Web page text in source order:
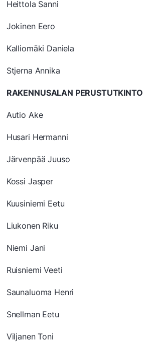
Heittola Sanni
Jokinen Eero
Kalliomäki Daniela
Stjerna Annika
RAKENNUSALAN PERUSTUTKINTO
Autio Ake
Husari Hermanni
Järvenpää Juuso
Kossi Jasper
Kuusiniemi Eetu
Liukonen Riku
Niemi Jani
Ruisniemi Veeti
Saunaluoma Henri
Snellman Eetu
Viljanen Toni